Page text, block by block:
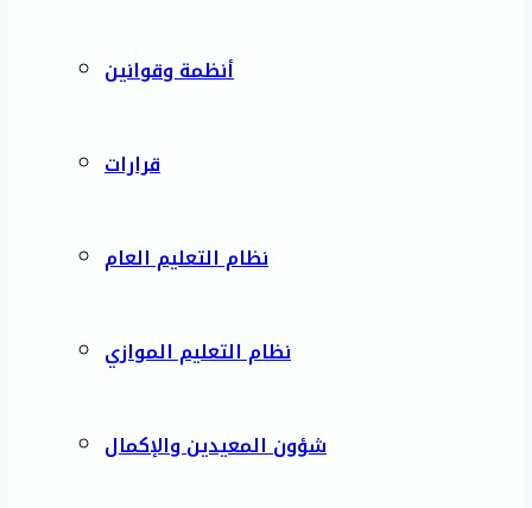
أنظمة وقوانين
قرارات
نظام التعليم العام
نظام التعليم الموازي
شؤون المعيدين والإكمال